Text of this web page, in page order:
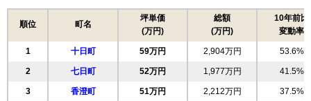
順位 町名
坪単価
(万円)
総額
(万円)
10年前比
変動率
1 十日町 59万円 2,904万円 53.6%
2 七日町 52万円 1,977万円 41.5%
3 香澄町 51万円 2,212万円 37.5%